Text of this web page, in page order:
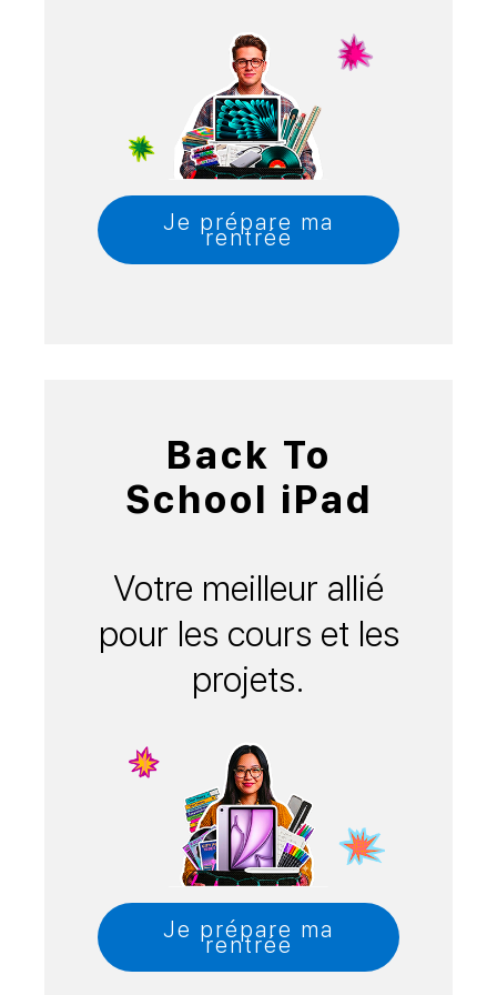
Je prépare ma
rentrée
Back To
School iPad
Votre meilleur allié
pour les cours et les
projets.
Je prépare ma
rentrée